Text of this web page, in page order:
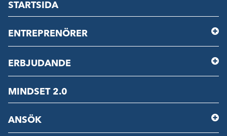
STARTSIDA
ENTREPRENÖRER
ERBJUDANDE
MINDSET 2.0
ANSÖK